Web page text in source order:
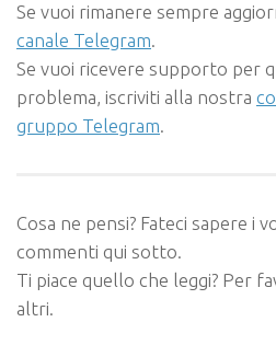
Se vuoi rimanere sempre
canale Telegram.
Se vuoi ricevere supporto per
problema, iscriviti alla nostra
gruppo Telegram.
Cosa ne pensi? Fateci sapere i
commenti qui sotto.
Ti piace quello che leggi? Per
altri.